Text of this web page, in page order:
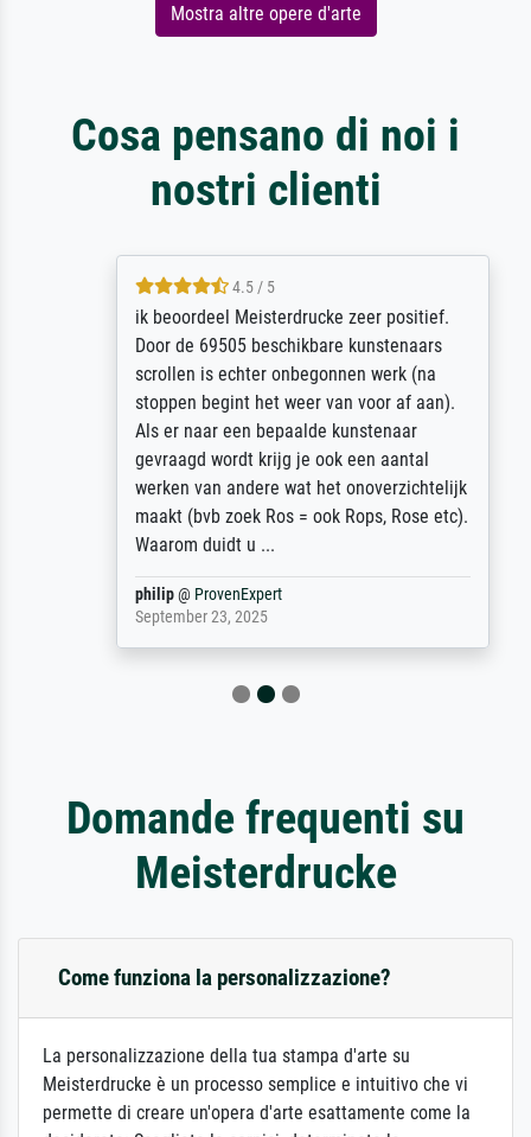
Mostra altre opere d'arte
Cosa pensano di noi i
nostri clienti
4.5 / 5
ik beoordeel Meisterdrucke zeer positief.
Door de 69505 beschikbare kunstenaars
scrollen is echter onbegonnen werk (na
stoppen begint het weer van voor af aan).
Als er naar een bepaalde kunstenaar
gevraagd wordt krijg je ook een aantal
werken van andere wat het onoverzichtelijk
maakt (bvb zoek Ros = ook Rops, Rose etc).
Waarom duidt u ...
philip@ ProvenExpert
September 23, 2025
Domande frequenti su
Meisterdrucke
Come funziona la personalizzazione?
La personalizzazione della tua stampa d'arte su
Meisterdrucke è un processo semplice e intuitivo che vi
permette di creare un'opera d'arte esattamente come la